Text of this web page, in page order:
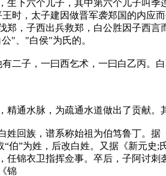
下六个儿子，其中第六个儿子叫
时，太子建因做晋军袭郑国的内应
，子西出兵救郑，白公胜因子西
"、"白侯"为氏的。
二子，一曰西乞术，一曰白乙丙。
通水脉，为疏通水道做出了贡献。
回族，谱系称始祖为伯笃鲁丁。
伯”为姓，后改白姓。又据《新元
锦衣卫指挥佥事。卒后，子阿讨
锦